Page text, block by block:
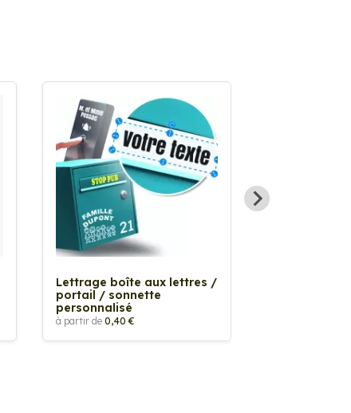
Lettrage boîte aux lettres /
portail / sonnette
personnalisé
à partir de 0,40 €